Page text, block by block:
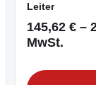
Leiter
145,62 € –
MwSt.